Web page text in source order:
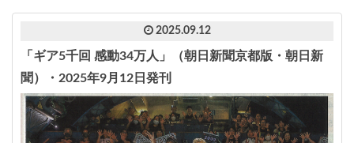
2025.09.12
「ギア5千回 感動34万人」（朝日新聞京都版・朝日新
聞）・2025年9月12日発刊